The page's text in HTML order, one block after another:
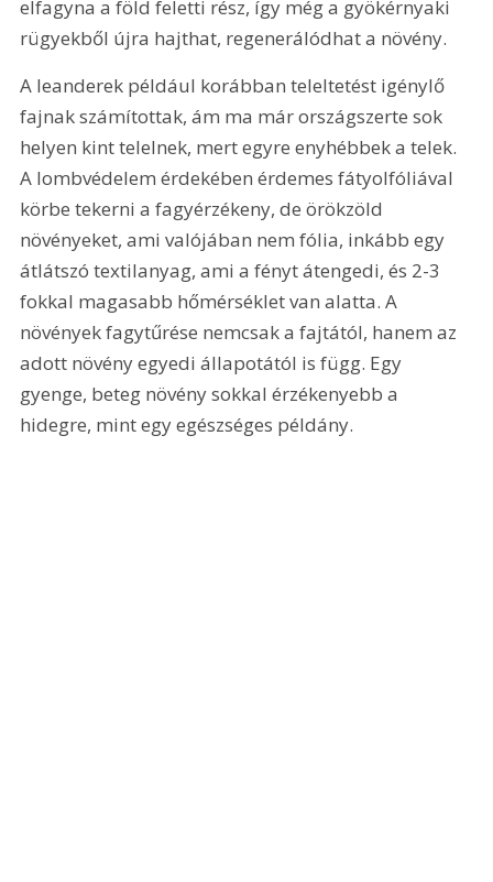
elfagyna a föld feletti rész, így még a gyökérnyaki
rügyekből újra hajthat, regenerálódhat a növény.
A leanderek például korábban teleltetést igénylő
fajnak számítottak, ám ma már országszerte sok
helyen kint telelnek, mert egyre enyhébbek a telek.
A lombvédelem érdekében érdemes fátyolfóliával
körbe tekerni a fagyérzékeny, de örökzöld
növényeket, ami valójában nem fólia, inkább egy
átlátszó textilanyag, ami a fényt átengedi, és 2-3
fokkal magasabb hőmérséklet van alatta. A
növények fagytűrése nemcsak a fajtától, hanem az
adott növény egyedi állapotától is függ. Egy
gyenge, beteg növény sokkal érzékenyebb a
hidegre, mint egy egészséges példány.